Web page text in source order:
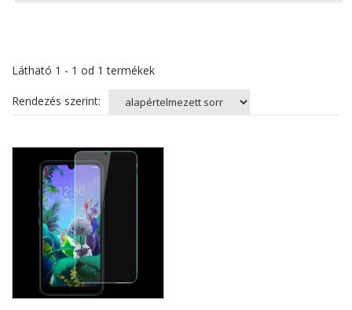
Látható 1 - 1 od 1 termékek
Rendezés szerint: